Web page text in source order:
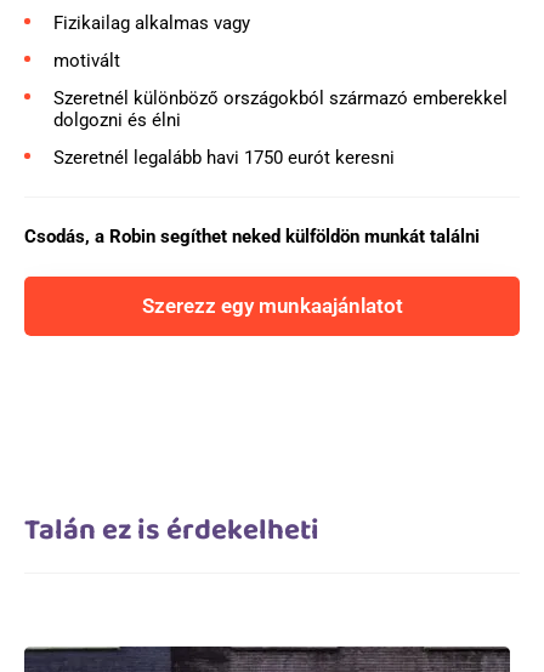
Fizikailag alkalmas vagy
motivált
Szeretnél különböző országokból származó emberekkel
dolgozni és élni
Szeretnél legalább havi 1750 eurót keresni
Csodás, a Robin segíthet neked külföldön munkát találni
Szerezz egy munkaajánlatot
Talán ez is érdekelheti